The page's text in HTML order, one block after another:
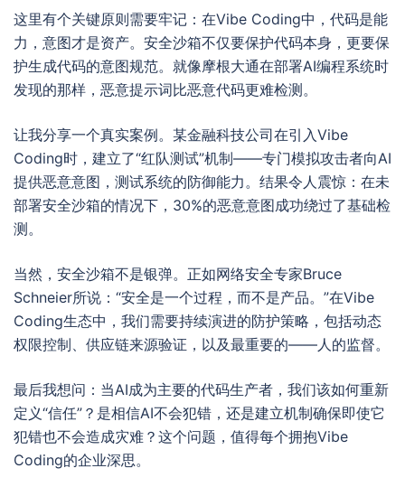
这里有个关键原则需要牢记：在Vibe Coding中，代码是能
力，意图才是资产。安全沙箱不仅要保护代码本身，更要保
护生成代码的意图规范。就像摩根大通在部署AI编程系统时
发现的那样，恶意提示词比恶意代码更难检测。
让我分享一个真实案例。某金融科技公司在引入Vibe
Coding时，建立了“红队测试”机制——专门模拟攻击者向AI
提供恶意意图，测试系统的防御能力。结果令人震惊：在未
部署安全沙箱的情况下，30%的恶意意图成功绕过了基础检
测。
当然，安全沙箱不是银弹。正如网络安全专家Bruce
Schneier所说：“安全是一个过程，而不是产品。”在Vibe
Coding生态中，我们需要持续演进的防护策略，包括动态
权限控制、供应链来源验证，以及最重要的——人的监督。
最后我想问：当AI成为主要的代码生产者，我们该如何重新
定义“信任”？是相信AI不会犯错，还是建立机制确保即使它
犯错也不会造成灾难？这个问题，值得每个拥抱Vibe
Coding的企业深思。